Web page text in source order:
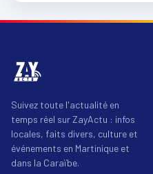
Suivez toute l'actualité en
temps réel sur ZayActu : infos
locales, faits divers, culture et
événements en Martinique et
dans la Caraïbe.